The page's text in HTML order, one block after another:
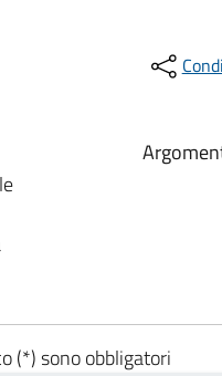
(*) sono obbligatori